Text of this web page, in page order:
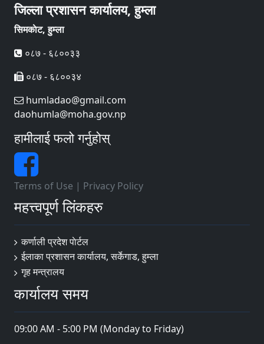
जिल्ला प्रशासन कार्यालय, हुम्ला
सिमकाेट, हुम्ला
०८७ - ६८००३३
०८७ - ६८००३४
humladao@gmail.com
daohumla@moha.gov.np
हामीलाई फलो गर्नुहोस्
Terms of Use | Privacy Policy
महत्त्वपूर्ण लिंकहरु
कर्णाली प्रदेश पाेर्टल
ईलाका प्रशासन कार्यालय, सर्केगाड, हुम्ला
गृह मन्त्रालय
कार्यालय समय
09:00 AM - 5:00 PM (Monday to Friday)